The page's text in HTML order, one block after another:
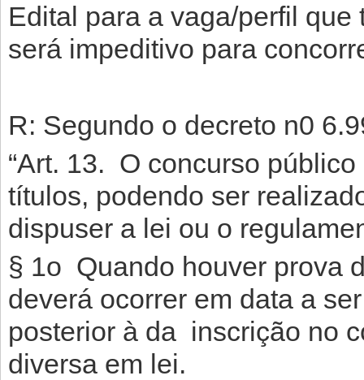
Edital para a vaga/perfil
será impeditivo para
R: Segundo o decreto n0
“Art. 13. O concurso
títulos, podendo ser
dispuser a lei ou o
§ 1o Quando houver prova
deverá ocorrer em data a
posterior à da inscrição no
diversa em lei.